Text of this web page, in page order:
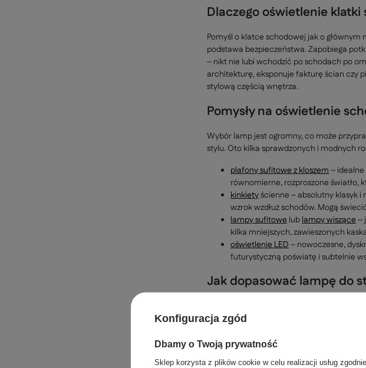
Dlaczego oświetlenie
Pomyśl o klatce schodowej jak o
podstawa bezpieczeństwa. Zapobiega
– nikt nie lubi wchodzić po schodach po
architekturę, eksponuje fakturę ścian czy
stylową częścią wnętrza.
Pomysły na oświetlenie
Wybór lamp jest ogromny, co może
stylu. Oto kilka sprawdzonych i modnych
plafony sufitowe z kloszem–
równomierne, rozproszone światło,
kinkietyścienne – absolutny klasyk
wzrok wzdłuż schodów. Mogą
lampy sufitowe lublampy wiszące–
kilka mniejszych, zawieszonych
oświetlenie LED– nowoczesne,
futurystyczną poświatę i subtelnie
Jak dopasować lampę do
Lampa na klatce schodowej nie jest
nowoczesne rozwiązania. Geometryczne
Warto też wybrać styl loftowe. Surowość
postarzanego metalu lub betonu.
Konfiguracja zgód
Dbamy o Twoją prywatność
Sklep korzysta z plików cookie w celu realizacji usług